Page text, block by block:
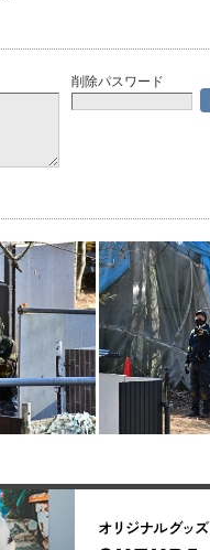
削除パスワード